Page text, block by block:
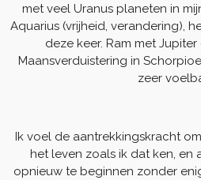
met veel Uranus planeten in
Aquarius (vrijheid, verandering),
deze keer. Ram met
Maansverduistering in
zeer
Ik voel de aantrekkingskracht
het leven zoals ik dat ken, en
opnieuw te beginnen zonder